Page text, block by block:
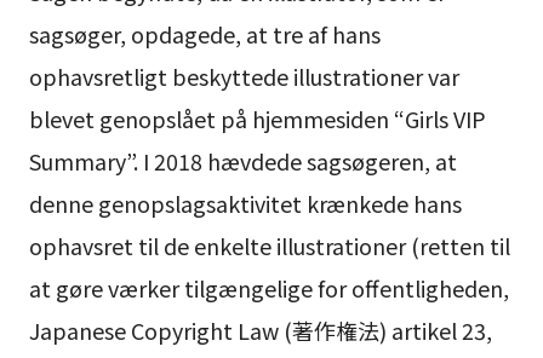
sagsøger, opdagede, at tre af hans
ophavsretligt beskyttede illustrationer var
blevet genopslået på hjemmesiden “Girls VIP
Summary”. I 2018 hævdede sagsøgeren, at
denne genopslagsaktivitet krænkede hans
ophavsret til de enkelte illustrationer (retten til
at gøre værker tilgængelige for offentligheden,
Japanese Copyright Law (著作権法) artikel 23,